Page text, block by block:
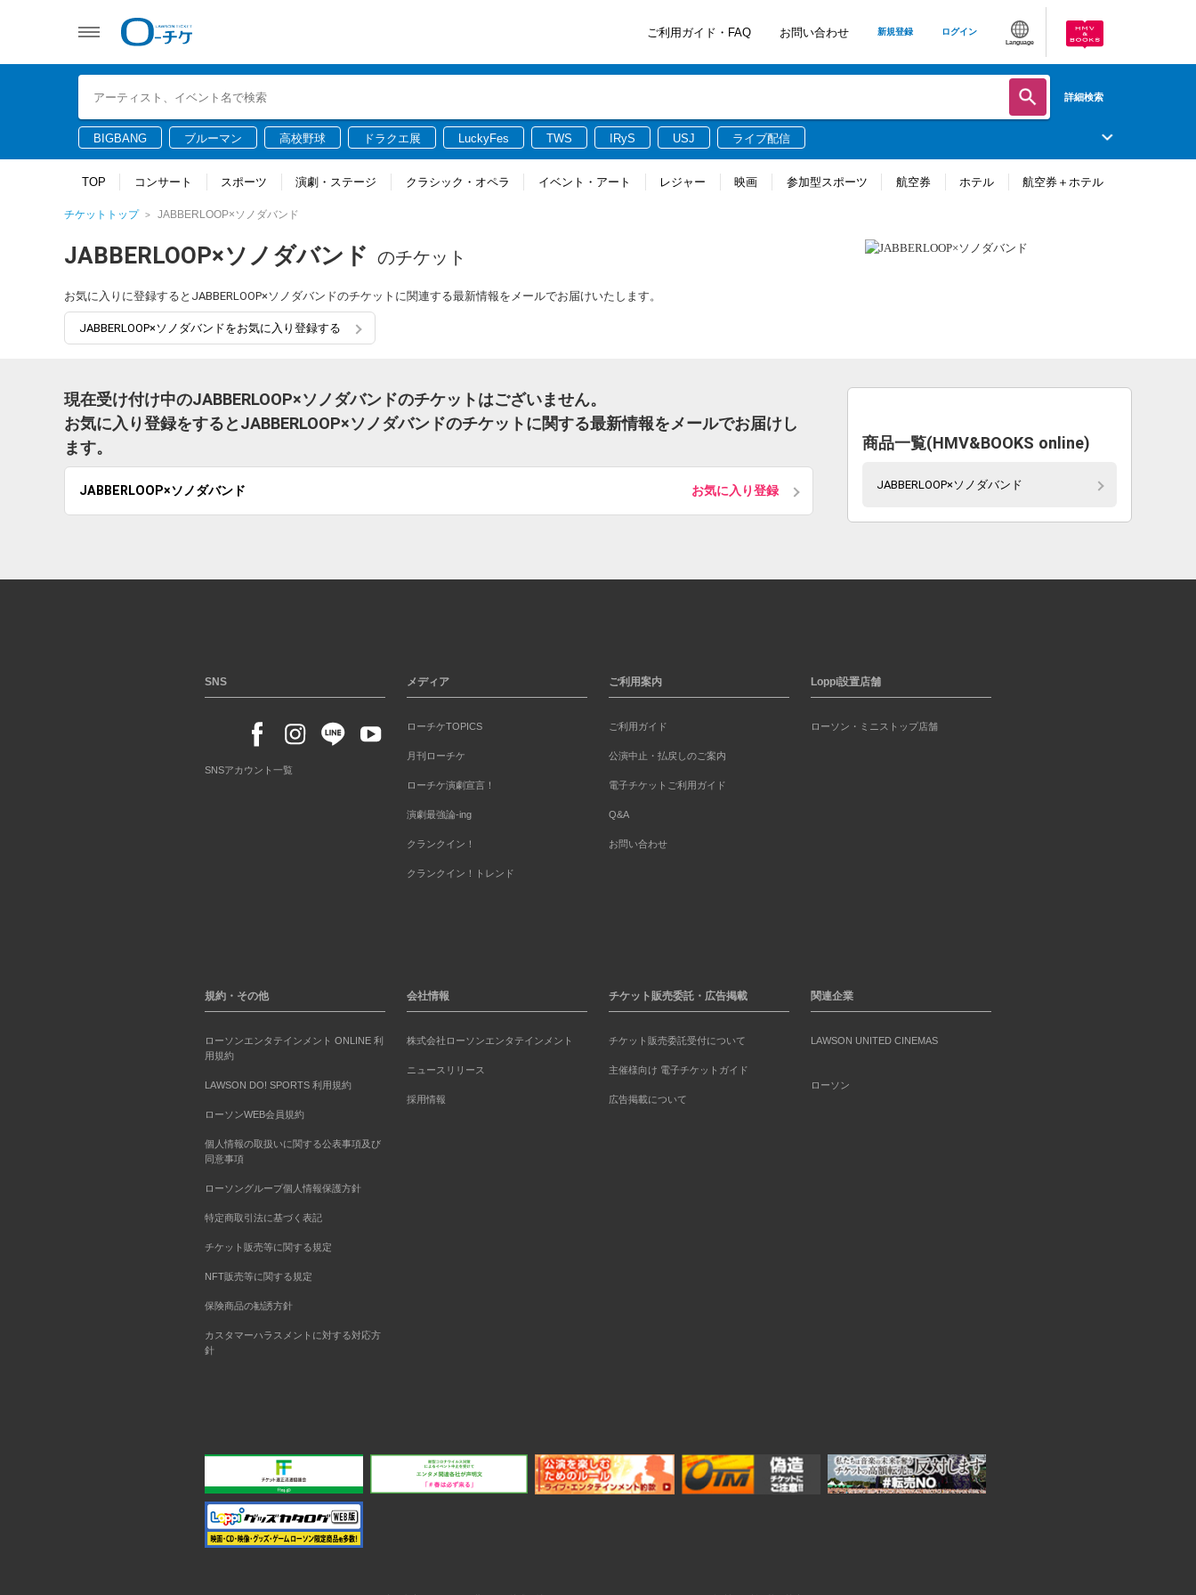
ご利用ガイド・FAQ お問い合わせ 新規登録 ログイン
Language
詳細検索
BIGBANG ブルーマン 高校野球 ドラクエ展 LuckyFes TWS IRyS USJ ライブ配信
TOP コンサート スポーツ 演劇・ステージ クラシック・オペラ イベント・アート レジャー 映画 参加型スポーツ 航空券 ホテル 航空券＋ホテル
チケットトップ JABBERLOOP×ソノダバンド
JABBERLOOP×ソノダバンド のチケット
お気に入りに登録するとJABBERLOOP×ソノダバンドのチケットに関連する最新情報をメールでお届けいたします。
JABBERLOOP×ソノダバンドをお気に入り登録する
現在受け付け中のJABBERLOOP×ソノダバンドのチケットはございません。
お気に入り登録をするとJABBERLOOP×ソノダバンドのチケットに関する最新情報をメールでお届けし
ます。
JABBERLOOP×ソノダバンド お気に入り登録
商品一覧(HMV&BOOKS online)
JABBERLOOP×ソノダバンド
SNS
SNSアカウント一覧
メディア
ローチケTOPICS
月刊ローチケ
ローチケ演劇宣言！
演劇最強論-ing
クランクイン！
クランクイン！トレンド
ご利用案内
ご利用ガイド
公演中止・払戻しのご案内
電子チケットご利用ガイド
Q&A
お問い合わせ
Loppi設置店舗
ローソン・ミニストップ店舗
規約・その他
ローソンエンタテインメント ONLINE 利
用規約
LAWSON DO! SPORTS 利用規約
ローソンWEB会員規約
個人情報の取扱いに関する公表事項及び
同意事項
ローソングループ個人情報保護方針
特定商取引法に基づく表記
チケット販売等に関する規定
NFT販売等に関する規定
保険商品の勧誘方針
カスタマーハラスメントに対する対応方
針
会社情報
株式会社ローソンエンタテインメント
ニュースリリース
採用情報
チケット販売委託・広告掲載
チケット販売委託受付について
主催様向け 電子チケットガイド
広告掲載について
関連企業
LAWSON UNITED CINEMAS
ローソン